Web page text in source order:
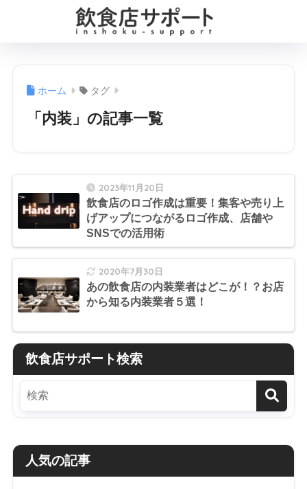
ホーム タグ
「内装」の記事一覧
2023年11月20日
飲食店のロゴ作成は重要！集客や売り上
げアップにつながるロゴ作成、店舗や
SNSでの活用術
2020年7月30日
あの飲食店の内装業者はどこが！？お店
から知る内装業者５選！
飲食店サポート検索
人気の記事